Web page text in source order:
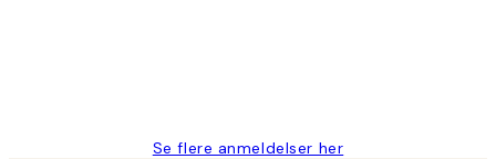
Se flere anmeldelser her